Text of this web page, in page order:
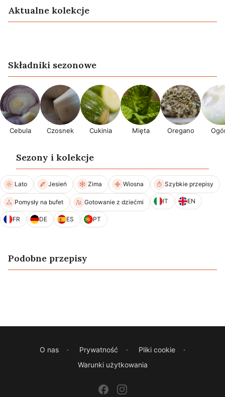
Aktualne kolekcje
Lato Przepisy wegańskie
Składniki sezonowe
Cebula Czosnek Cukinia Mięta Oregano
Sezony i kolekcje
Lato Jesień Zima Wiosna Szybkie przepisy
Pomysły na bufet Gotowanie z dziećmi IT EN
FR DE ES PT
Podobne przepisy
Pizza z cebulą i capocollo
Zapiekany makaron Tarta z makaronu
Filety mięsne z pomidorami i
O nas Prywatność
Pliki cookie
Warunki użytkowania